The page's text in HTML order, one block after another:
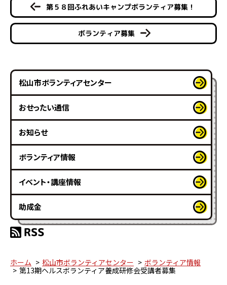
第５８回ふれあいキャンプボランティア募集！
ボランティア募集
松山市ボランティアセンター
おせったい通信
お知らせ
ボランティア情報
イベント・講座情報
助成金
ホーム 松山市ボランティアセンター
ボランティア情報
第13期ヘルスボランティア養成研修会受講者募集